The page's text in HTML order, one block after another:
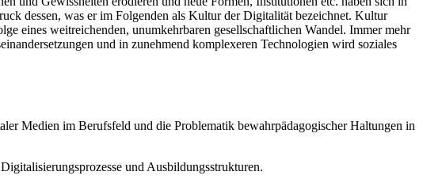
dessen, was er im Folgenden als Kultur der Digitalität bezeichnet. Kultur
eines weitreichenden, unumkehrbaren gesellschaftlichen Wandel. Immer mehr
und in zunehmend komplexeren Technologien wird soziales
Medien im Berufsfeld und die Problematik bewahrpädagogischer Haltungen in
und Ausbildungsstrukturen.